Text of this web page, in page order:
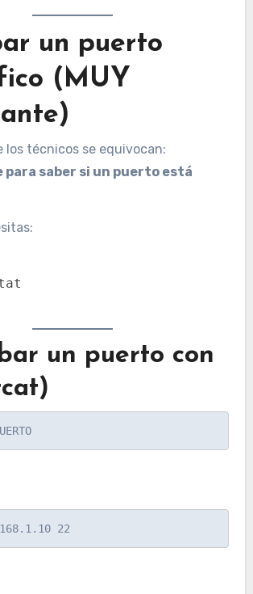
un puerto
(MUY
los técnicos se equivocan:
para saber si un puerto está
un puerto con
nc -zv IP PUERTO